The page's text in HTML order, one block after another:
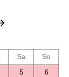
Sa
So
5
6